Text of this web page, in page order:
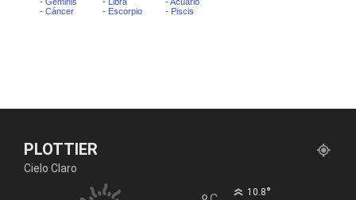
PLOTTIER
Cielo Claro
10.8°